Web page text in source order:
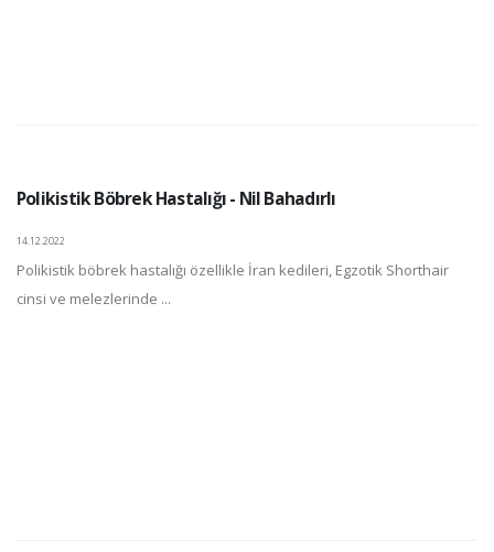
Polikistik Böbrek Hastalığı - Nil Bahadırlı
14.12.2022
Polikistik böbrek hastalığı özellikle İran kedileri, Egzotik Shorthair
cinsi ve melezlerinde ...